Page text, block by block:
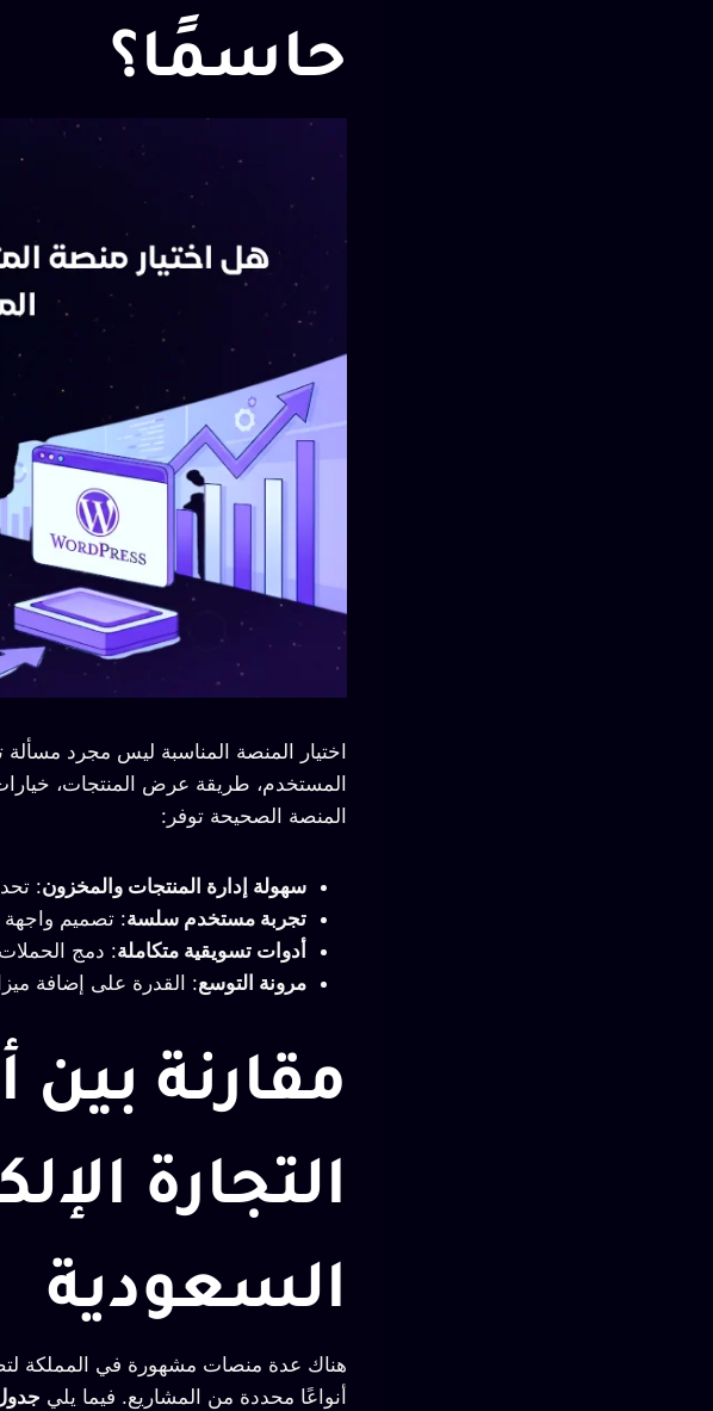
حاسمًا؟
اختيار المنصة المناسبة ليس مجرد
المستخدم، طريقة عرض المنتجات،
المنصة الصحيحة توفر:
سهولة إدارة المنتجات والمخزون:
تجربة مستخدم سلسة: تصميم واجهة
أدوات تسويقية متكاملة: دمج
مرونة التوسع: القدرة على إضافة
مقارنة
التجارة
السعودية
هناك عدة منصات مشهورة في المملكة
أنواعًا محددة من المشاريع. فيما يلي